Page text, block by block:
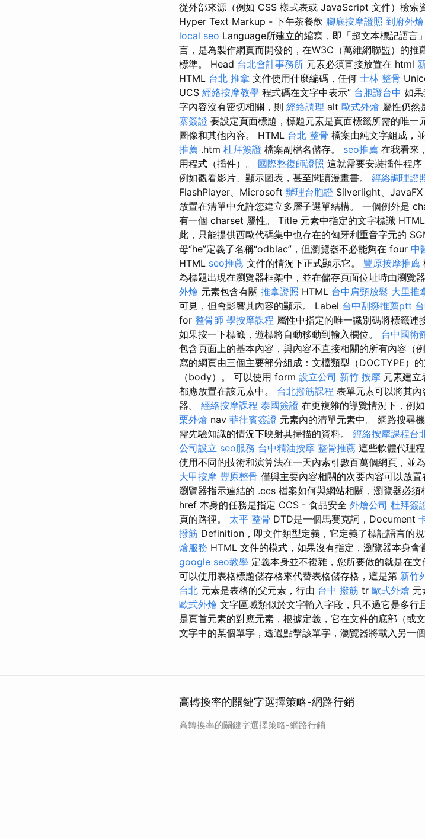
從外部來源（例如 CSS 樣式表或 JavaScript 文件）檢索
Hyper Text Markup - 下午茶餐飲 腳底按摩證照 到府外燴
local seo Language所建立的縮寫，即「超文本標記語言
言，是為製作網頁而開發的，在W3C（萬維網聯盟）的推
標準。 Head 台北會計事務所 元素必須直接放置在 html
HTML 台北 推拿 文件使用什麼編碼，任何 士林 整骨
UCS 經絡按摩教學 程式碼在文字中表示” 台胞證台中 如
字內容沒有密切相關，則 經絡調理 alt 歐式外燴 屬性仍然
寨簽證 要設定頁面標題，標題元素是頁面標籤所需的唯一
圖像和其他內容。 HTML 台北 整骨 檔案由純文字組成，
推薦 .htm 杜拜簽證 檔案副檔名儲存。 seo推薦 在我看來
用程式（插件）。 國際整復師證照 這就需要安裝插件程序
例如觀看影片、顯示圖表，甚至閱讀漫畫書。 經絡調理證
FlashPlayer、Microsoft 辦理台胞證 Silverlight、JavaFX
放置在清單中允許您建立多層子選單結構。 一個例外是
有一個 charset 屬性。 Title 元素中指定的文字標識
此，只能提供西歐代碼集中也存在的匈牙利重音字元的
母“he”定義了名稱“odblac”，但瀏覽器不必能夠在 four 中
HTML seo推薦 文件的情況下正式顯示它。 豐原按摩推薦
為標題出現在瀏覽器框架中，並在儲存頁面位址時由瀏覽
外燴 元素包含有關 推拿證照 HTML 台中肩頸放鬆 大里推
可見，但會影響其內容的顯示。 Label 台中刮痧推薦ptt
for 整骨師 學按摩課程 屬性中指定的唯一識別碼將標籤連
如果按一下標籤，遊標將自動移動到輸入欄位。 台中國術
包含頁面上的基本內容，與內容不直接相關的所有內容（
寫的網頁由三個主要部分組成：文檔類型（DOCTYPE）
（body）。 可以使用 form 設立公司 新竹 按摩 元素建立
都應放置在該元素中。 台北撥筋課程 表單元素可以將其內
器。 經絡按摩課程 泰國簽證 在更複雜的導覽情況下，例
栗外燴 nav 菲律賓簽證 元素內的清單元素中。 網路搜尋
需先驗知識的情況下映射其掃描的資料。 經絡按摩課程台
公司設立 seo服務 台中精油按摩 整骨推薦 這些軟體代理
使用不同的技術和演算法在一天內索引數百萬個網頁，並
大甲按摩 豐原整骨 僅與主要內容相關的次要內容可以放
瀏覽器指示連結的 .ccs 檔案如何與網站相關，瀏覽器必
href 本身的任務是指定 CCS - 食品安全 外燴公司 杜拜簽
頁的路徑。 太平 整骨 DTD是一個馬賽克詞，Document
撥筋 Definition，即文件類型定義，它定義了標記語言的規
燴服務 HTML 文件的模式，如果沒有指定，瀏覽器本身會
google seo教學 定義本身並不複雜，您所要做的就是在
可以使用表格標題儲存格來代替表格儲存格，這是第 新竹
台北 元素是表格的父元素，行由 台中 撥筋 tr 歐式外燴 元
歐式外燴 文字區域類似於文字輸入字段，只不過它是多行
是頁首元素的對應元素，根據定義，它在文件的底部（或
文字中的某個單字，透過點擊該單字，瀏覽器將載入另一
高轉換率的關鍵字選擇策略-網路行銷
高轉換率的關鍵字選擇策略-網路行銷